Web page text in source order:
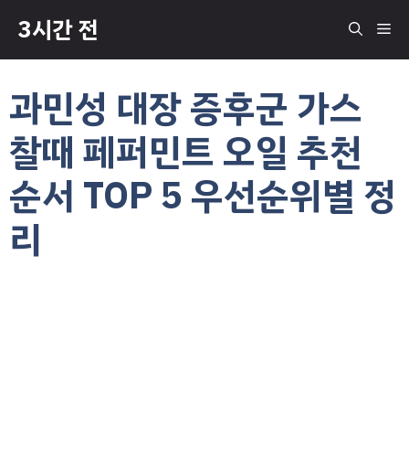
츠
건
너
뛰
3시간 전 메
과민성 대장 증후군 가스
찰때 페퍼민트 오일 추천
순서 TOP 5 우선순위별 정
리